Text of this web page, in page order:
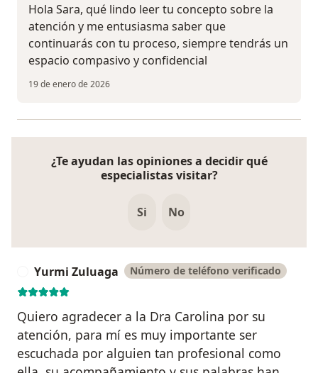
Hola Sara, qué lindo leer tu concepto sobre la
atención y me entusiasma saber que
continuarás con tu proceso, siempre tendrás un
espacio compasivo y confidencial
19 de enero de 2026
¿Te ayudan las opiniones a decidir qué
especialistas visitar?
Si No
Yurmi Zuluaga Número de teléfono verificado
Quiero agradecer a la Dra Carolina por su
atención, para mí es muy importante ser
escuchada por alguien tan profesional como